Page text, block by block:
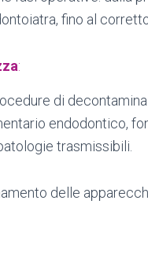
fino al
:
di
endodontico,
trasmissibili.
delle